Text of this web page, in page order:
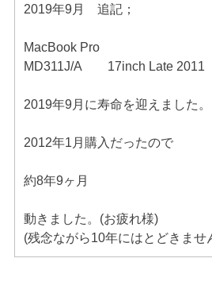
2019年9月 追記；
MacBook Pro
MD311J/A 17inch Late 2011
2019年9月に寿命を迎えました。
2012年1月購入だったので
約8年9ヶ月
動きました。(お疲れ様)
(残念ながら10年にはとどきませ